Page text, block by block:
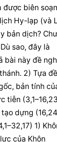
được biên soạn
Hy-lạp (và
bản dịch?
sao, đây là
bài này đề
2) Tựa đề
bản tính
tiễn
dựng
1)
của Khôn